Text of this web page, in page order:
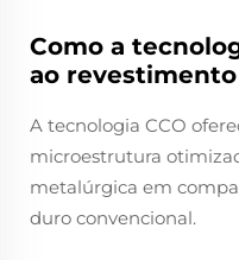
Como a
ao
A tecnologia CCO
microestrutura
metalúrgica em
duro convencional.